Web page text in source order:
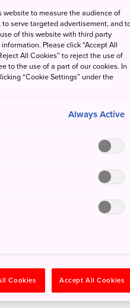
4월 상순에서 11
website to measure the audience of
serve targeted advertisement, and
of this website with third party
Please click “Accept All
All Cookies” to reject the use of
to the use of a part of our cookies. In
“Cookie Settings” under the
Always Active
Cookies Accept All Cookies